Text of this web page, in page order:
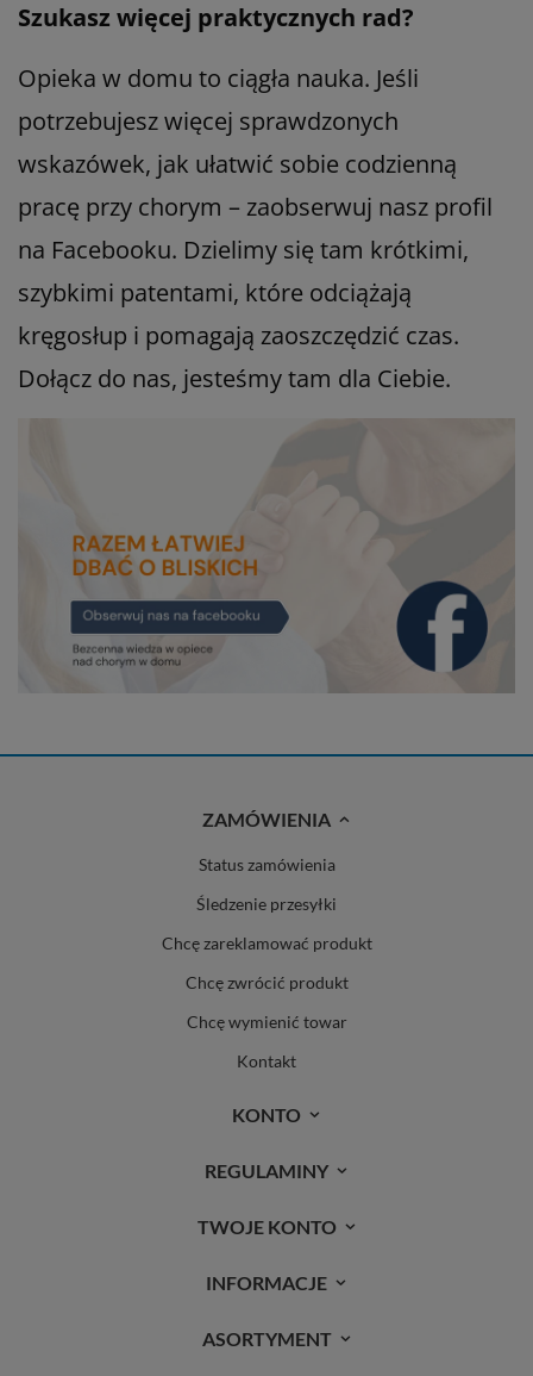
Szukasz więcej praktycznych rad?
Opieka w domu to ciągła nauka. Jeśli
potrzebujesz więcej sprawdzonych
wskazówek, jak ułatwić sobie codzienną
pracę przy chorym – zaobserwuj nasz profil
na Facebooku. Dzielimy się tam krótkimi,
szybkimi patentami, które odciążają
kręgosłup i pomagają zaoszczędzić czas.
Dołącz do nas, jesteśmy tam dla Ciebie.
ZAMÓWIENIA
Status zamówienia
Śledzenie przesyłki
Chcę zareklamować produkt
Chcę zwrócić produkt
Chcę wymienić towar
Kontakt
KONTO
REGULAMINY
TWOJE KONTO
INFORMACJE
ASORTYMENT